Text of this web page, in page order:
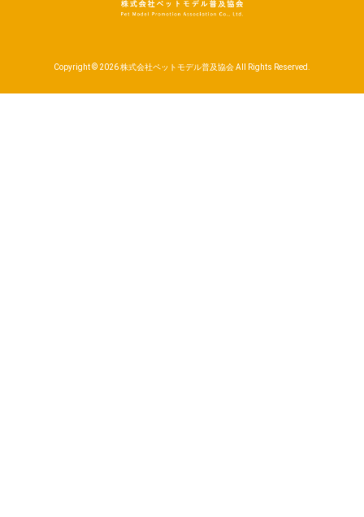
Copyright © 2026 株式会社ペットモデル普及協会 All Rights Reserved.